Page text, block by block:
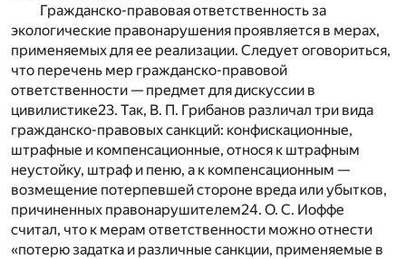
Гражданско-правовая ответственность за
экологические правонарушения проявляется в мерах,
применяемых для ее реализации. Следует оговориться,
что перечень мер гражданско-правовой
ответственности — предмет для дискуссии в
цивилистике23. Так, В. П. Грибанов различал три вида
гражданско-правовых санкций: конфискационные,
штрафные и компенсационные, относя к штрафным
неустойку, штраф и пеню, а к компенсационным —
возмещение потерпевшей стороне вреда или убытков,
причиненных правонарушителем24. О. С. Иоффе
считал, что к мерам ответственности можно отнести
«потерю задатка и различные санкции, применяемые в